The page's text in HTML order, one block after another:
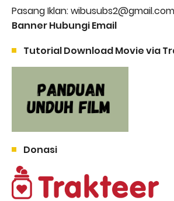
Pasang Iklan: wibusubs2@gmail.com
Banner Hubungi Email
Tutorial Download Movie via
Donasi